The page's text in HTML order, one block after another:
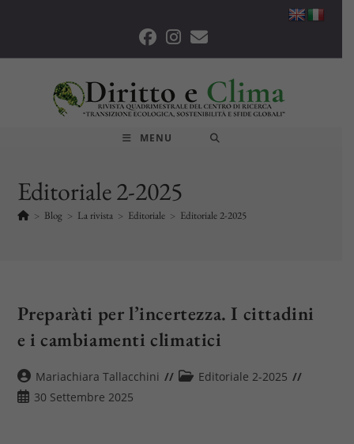
MENU
Editoriale 2-2025
> Blog > La rivista > Editoriale > Editoriale 2-2025
Preparàti per l’incertezza. I cittadini
e i cambiamenti climatici
Autore
dell'articolo:
Mariachiara Tallacchini
Categoria
Editoriale 2-2025
Articolo30 Settembre 2025